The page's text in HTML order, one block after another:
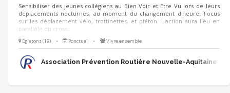
Sensibiliser des jeunes collégiens au Bien Voir et Etre Vu lors de leurs
déplacements nocturnes, au moment du changement d'heure. Focus
sur les déplacement vélo, trottinettes, et piéton. L'action aura lieu en
parallèle du cross.
Égletons (19) • Ponctuel • Vivre ensemble
Association Prévention Routière Nouvelle-Aquitaine